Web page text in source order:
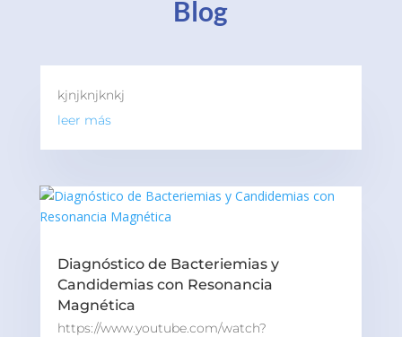
Blog
kjnjknjknkj
leer más
Diagnóstico de Bacteriemias y
Candidemias con Resonancia
Magnética
https://www.youtube.com/watch?